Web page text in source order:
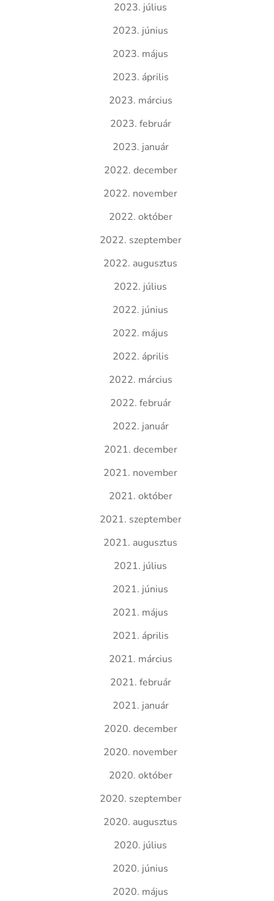
2023. július
2023. június
2023. május
2023. április
2023. március
2023. február
2023. január
2022. december
2022. november
2022. október
2022. szeptember
2022. augusztus
2022. július
2022. június
2022. május
2022. április
2022. március
2022. február
2022. január
2021. december
2021. november
2021. október
2021. szeptember
2021. augusztus
2021. július
2021. június
2021. május
2021. április
2021. március
2021. február
2021. január
2020. december
2020. november
2020. október
2020. szeptember
2020. augusztus
2020. július
2020. június
2020. május